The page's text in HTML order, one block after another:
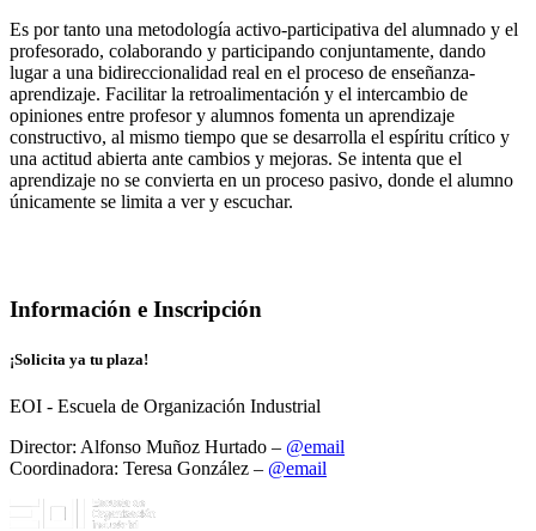
Es por tanto una metodología activo-participativa del alumnado y el
profesorado, colaborando y participando conjuntamente, dando
lugar a una bidireccionalidad real en el proceso de enseñanza-
aprendizaje. Facilitar la retroalimentación y el intercambio de
opiniones entre profesor y alumnos fomenta un aprendizaje
constructivo, al mismo tiempo que se desarrolla el espíritu crítico y
una actitud abierta ante cambios y mejoras. Se intenta que el
aprendizaje no se convierta en un proceso pasivo, donde el alumno
únicamente se limita a ver y escuchar.
Información e Inscripción
¡Solicita ya tu plaza!
EOI - Escuela de Organización Industrial
Director: Alfonso Muñoz Hurtado – @email
Coordinadora: Teresa González – @email